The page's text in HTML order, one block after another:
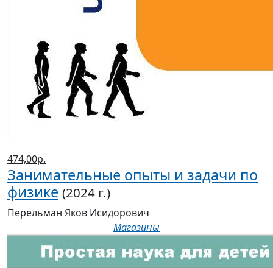
474,00р.
Занимательные опыты и задачи по
физике (2024 г.)
Перельман Яков Исидорович
Магазины